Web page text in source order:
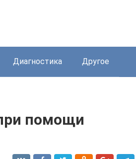
Диагностика Другое
помощи